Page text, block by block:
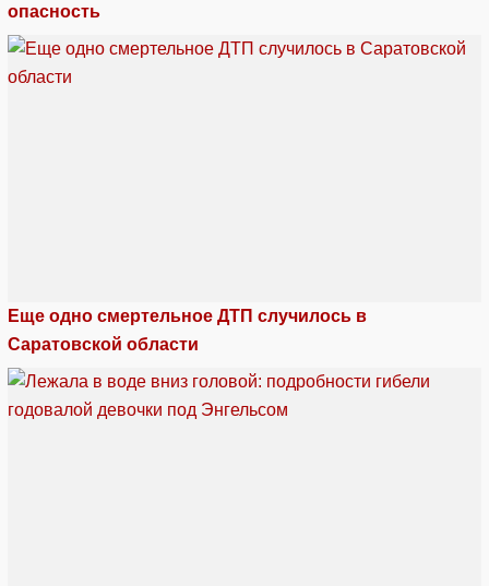
опасность
Еще одно смертельное ДТП случилось в
Саратовской области